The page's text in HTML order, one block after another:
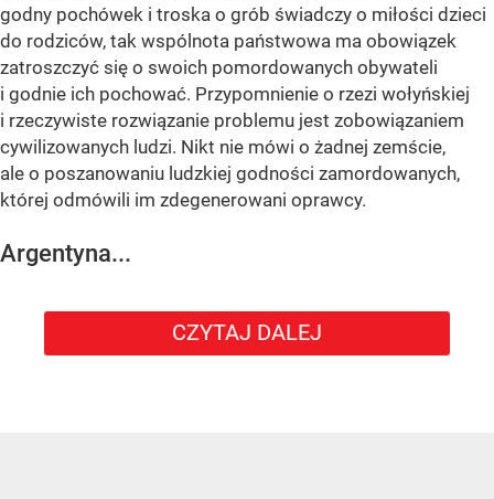
godny pochówek i troska o grób świadczy o miłości dzieci
do rodziców, tak wspólnota państwowa ma obowiązek
zatroszczyć się o swoich pomordowanych obywateli
i godnie ich pochować. Przypomnienie o rzezi wołyńskiej
i rzeczywiste rozwiązanie problemu jest zobowiązaniem
cywilizowanych ludzi. Nikt nie mówi o żadnej zemście,
ale o poszanowaniu ludzkiej godności zamordowanych,
której odmówili im zdegenerowani oprawcy.
Argentyna...
CZYTAJ DALEJ